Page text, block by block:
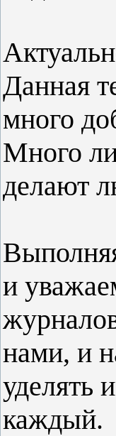
Данная
много
Много
делают
и
нами, и
уделять
каждый.